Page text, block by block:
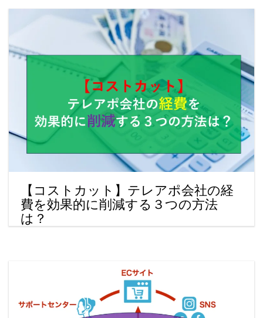
【コストカット】テレアポ会社の経
費を効果的に削減する３つの方法
は？